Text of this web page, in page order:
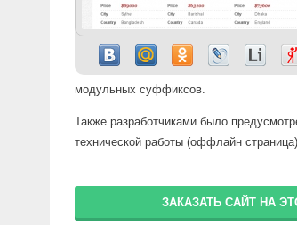
модульных суффиксов.
Также разработчиками было
технической работы (оффлайн
ЗАКАЗАТЬ САЙТ НА